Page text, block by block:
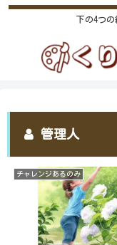
下の4つの
管理人
チャレンジあるのみ